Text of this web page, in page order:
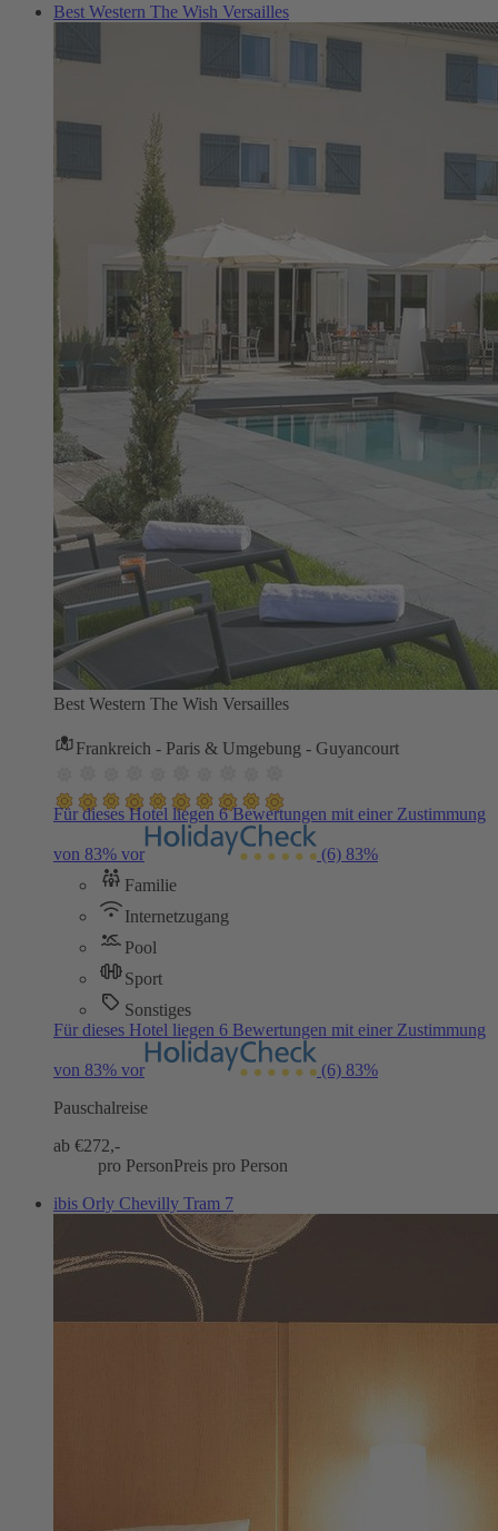
Best Western The Wish Versailles
Best Western The Wish Versailles
Frankreich - Paris & Umgebung - Guyancourt
Für dieses Hotel liegen 6 Bewertungen mit einer Zustimmung
von 83% vor (6) 83%
Familie
Internetzugang
Pool
Sport
Sonstiges
Für dieses Hotel liegen 6 Bewertungen mit einer Zustimmung
von 83% vor (6) 83%
Pauschalreise
ab €272,-
pro PersonPreis pro Person
ibis Orly Chevilly Tram 7